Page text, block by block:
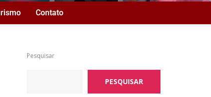
Contato
Pesquisar
PESQUISAR